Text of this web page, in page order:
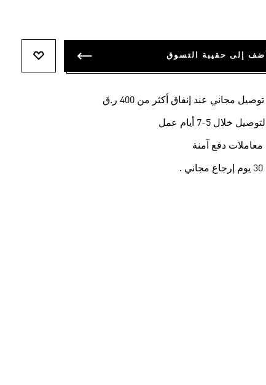
أضف إلى حقيبة التسوق
توصيل مجاني عند إنفاق أكثر من 400 ر.ق
التوصيل خلال 5-7 أيام عمل
معاملات دفع آمنة
30 يوم إرجاع مجاني .